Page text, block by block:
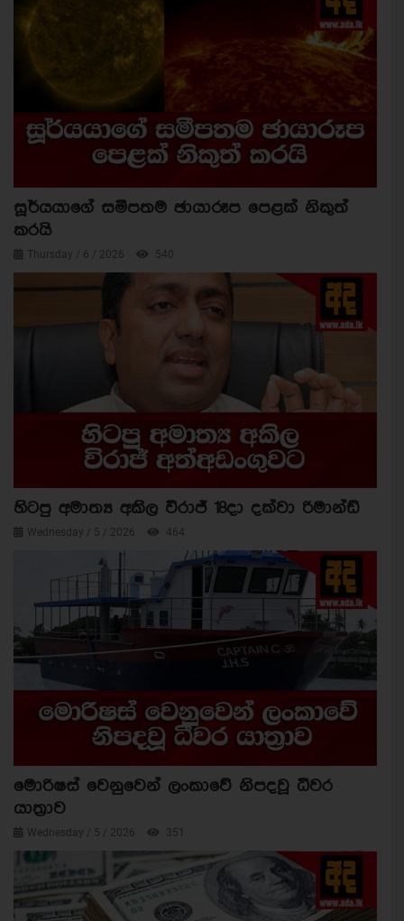
සූර්යයාගේ සමීපතම ඡායාරූප පෙළක් නිකුත්
කරයි
Thursday / 6 / 2026 540
හිටපු අමාත්‍ය අකිල විරාජ් 18දා දක්වා රිමාන්ඩ්
Wednesday / 5 / 2026 464
මොරිෂස් වෙනුවෙන් ලංකාවේ නිපදවූ ධීවර
යාත්‍රාව
Wednesday / 5 / 2026 351